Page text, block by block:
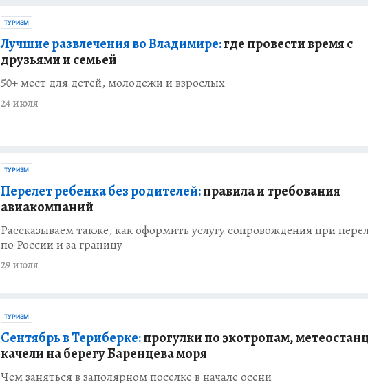
ТУРИЗМ
Лучшие развлечения во Владимире:где провести время с
друзьями и семьей
50+ мест для детей, молодежи и взрослых
24 июля
ТУРИЗМ
Перелет ребенка без родителей:правила и требования
авиакомпаний
Рассказываем также, как оформить услугу сопровождения при
по России и за границу
29 июля
ТУРИЗМ
Сентябрь в Териберке:прогулки по экотропам,
качели на берегу Баренцева моря
Чем заняться в заполярном поселке в начале осени